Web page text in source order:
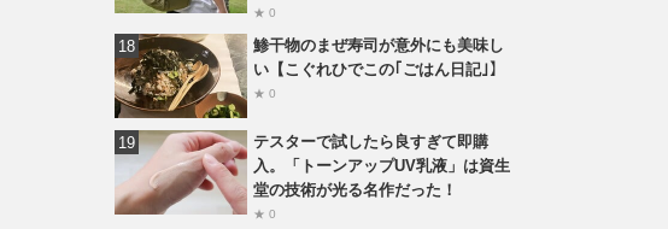
★ 0
鯵干物のまぜ寿司が意外にも美味し
い【こぐれひでこの｢ごはん日記｣】
★ 0
テスターで試したら良すぎて即購
入。「トーンアップUV乳液」は資生
堂の技術が光る名作だった！
★ 0